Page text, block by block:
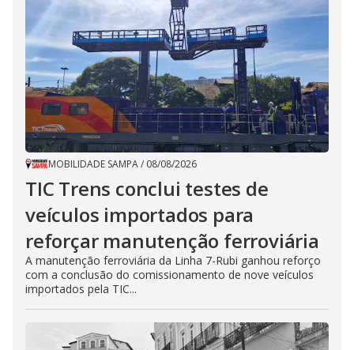
MOBILIDADE SAMPA/ 08/08/2026
TIC Trens conclui testes de
veículos importados para
reforçar manutenção ferroviária
A manutenção ferroviária da Linha 7-Rubi ganhou reforço
com a conclusão do comissionamento de nove veículos
importados pela TIC...